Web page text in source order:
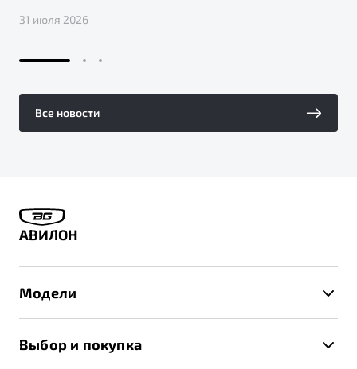
31 июля 2026
Все новости
АВИЛОН
Модели
Выбор и покупка